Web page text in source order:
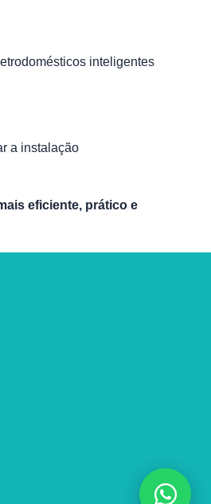
inteligentes
a instalação
eficiente, prático e